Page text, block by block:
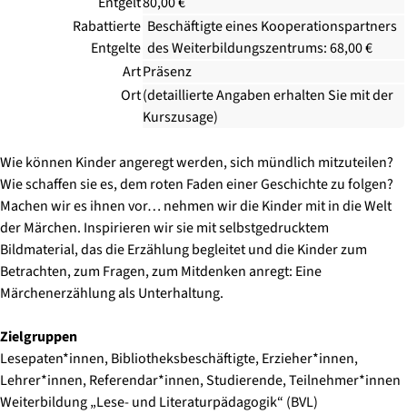
Rabattierte
Entgelte
Beschäftigte eines Kooperationspartners
des Weiterbildungszentrums: 68,00 €
ArtPräsenz
Ort(detaillierte Angaben erhalten Sie mit der
Kurszusage)
Wie können Kinder angeregt werden, sich mündlich mitzuteilen?
Wie schaffen sie es, dem roten Faden einer Geschichte zu folgen?
Machen wir es ihnen vor… nehmen wir die Kinder mit in die Welt
der Märchen. Inspirieren wir sie mit selbstgedrucktem
Bildmaterial, das die Erzählung begleitet und die Kinder zum
Betrachten, zum Fragen, zum Mitdenken anregt: Eine
Märchenerzählung als Unterhaltung.
Zielgruppen
Lesepaten*innen, Bibliotheksbeschäftigte, Erzieher*innen,
Lehrer*innen, Referendar*innen, Studierende, Teilnehmer*innen
Weiterbildung „Lese- und Literaturpädagogik“ (BVL)